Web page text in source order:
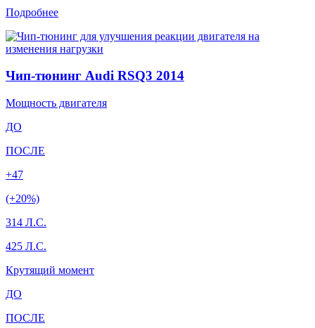
Подробнее
Чип-тюнинг Audi RSQ3 2014
Мощность двигателя
ДО
ПОСЛЕ
+47
(+20%)
314 Л.С.
425 Л.С.
Крутящий момент
ДО
ПОСЛЕ